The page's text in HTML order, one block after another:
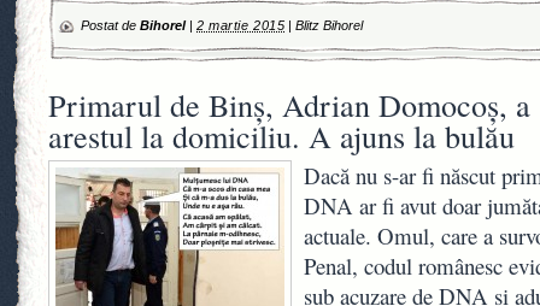
Postat de Bihorel| 2 martie 2015 |Blitz Bihorel
Primarul de Binş, Adrian Domocoş, a
arestul la domiciliu. A ajuns la bulău
Dacă nu s-ar fi născut
DNA ar fi avut doar
actuale. Omul, care a
Penal, codul românesc
sub acuzare de DNA şi